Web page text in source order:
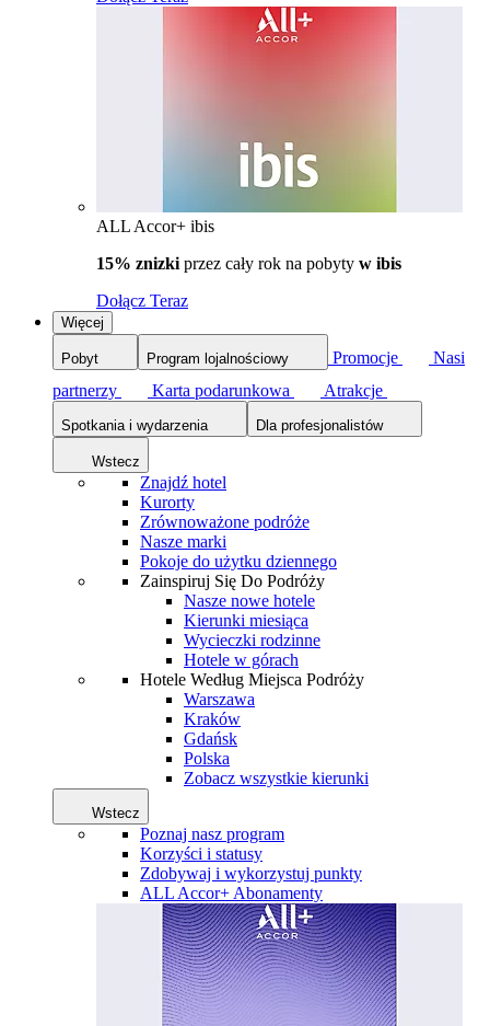
ALL Accor+ ibis
15% znizki przez cały rok na pobyty w ibis
Dołącz Teraz
Więcej
Pobyt Program lojalnościowy Promocje
Nasi
partnerzy
Karta podarunkowa Atrakcje
Spotkania i wydarzenia Dla profesjonalistów
Wstecz
Znajdź hotel
Kurorty
Zrównoważone podróże
Nasze marki
Pokoje do użytku dziennego
Zainspiruj Się Do Podróży
Nasze nowe hotele
Kierunki miesiąca
Wycieczki rodzinne
Hotele w górach
Hotele Według Miejsca Podróży
Warszawa
Kraków
Gdańsk
Polska
Zobacz wszystkie kierunki
Wstecz
Poznaj nasz program
Korzyści i statusy
Zdobywaj i wykorzystuj punkty
ALL Accor+ Abonamenty